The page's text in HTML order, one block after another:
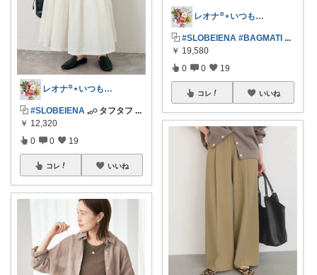
レオナ꙳⋆いつもありがとうございます🌼
⿻ #SLOBEIENA 𓈒𓂂𓏸 タフタフ ...
￥ 12,320
0 0 19
コレ いいね
レオナ꙳⋆いつもありがとうございます🌼
⿻ #SLOBEIENA #BAGMATI ...
￥ 19,580
0 0 19
コレ いいね